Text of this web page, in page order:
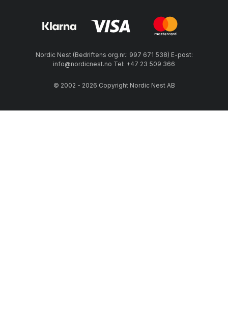
Nordic Nest (Bedriftens org.nr.: 997 671 538) E-post:
info@nordicnest.no Tel: +47 23 509 366
© 2002 - 2026 Copyright Nordic Nest AB